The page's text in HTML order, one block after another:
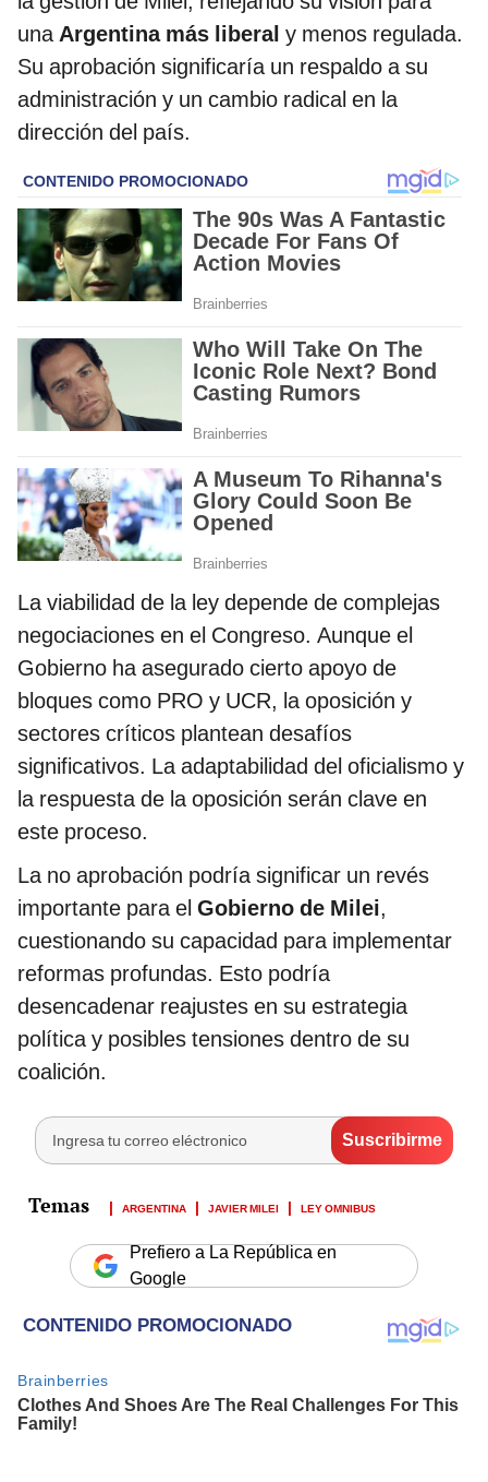
unaArgentina más liberal y menos regulada.
Su aprobación significaría un respaldo a su
administración y un cambio radical en la
dirección del país.
La viabilidad de la ley depende de complejas
negociaciones en el Congreso. Aunque el
Gobierno ha asegurado cierto apoyo de
bloques como PRO y UCR, la oposición y
sectores críticos plantean desafíos
significativos. La adaptabilidad del oficialismo y
la respuesta de la oposición serán clave en
este proceso.
La no aprobación podría significar un revés
importante para el Gobierno de Milei,
cuestionando su capacidad para implementar
reformas profundas. Esto podría
desencadenar reajustes en su estrategia
política y posibles tensiones dentro de su
coalición.
ARGENTINA JAVIER MILEI LEY OMNIBUS
Prefiero a La República en
Google